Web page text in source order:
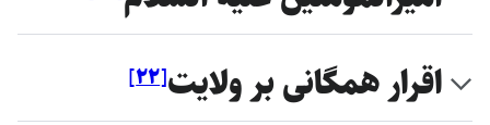
اقرار همگانى بر ولايت[۲۲]